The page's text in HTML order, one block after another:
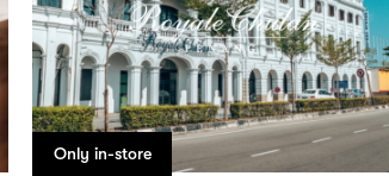
Only in-store